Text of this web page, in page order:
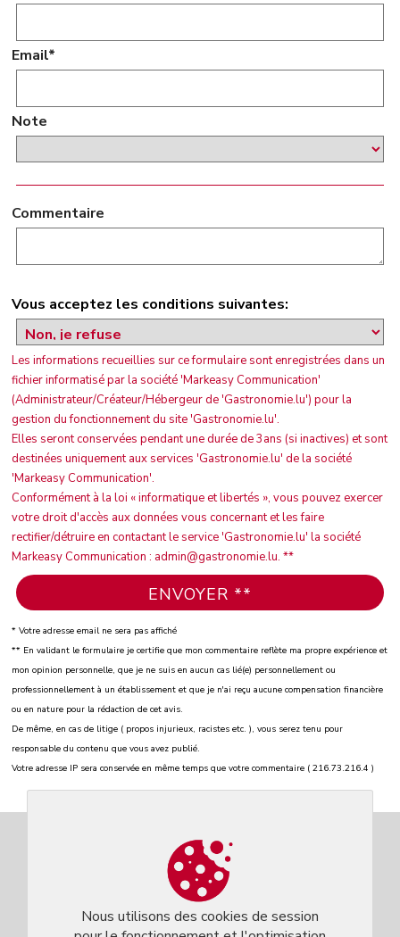
Email*
Note
Commentaire
Vous acceptez les conditions suivantes:
Les informations recueillies sur ce formulaire sont enregistrées dans un
fichier informatisé par la société 'Markeasy Communication'
(Administrateur/Créateur/Hébergeur de 'Gastronomie.lu') pour la
gestion du fonctionnement du site 'Gastronomie.lu'.
Elles seront conservées pendant une durée de 3ans (si inactives) et sont
destinées uniquement aux services 'Gastronomie.lu' de la société
'Markeasy Communication'.
Conformément à la loi « informatique et libertés », vous pouvez exercer
votre droit d'accès aux données vous concernant et les faire
rectifier/détruire en contactant le service 'Gastronomie.lu' la société
Markeasy Communication : admin@gastronomie.lu. **
* Votre adresse email ne sera pas affiché
** En validant le formulaire je certifie que mon commentaire reflète ma propre expérience et
mon opinion personnelle, que je ne suis en aucun cas lié(e) personnellement ou
professionnellement à un établissement et que je n'ai reçu aucune compensation financière
ou en nature pour la rédaction de cet avis.
De même, en cas de litige ( propos injurieux, racistes etc. ), vous serez tenu pour
responsable du contenu que vous avez publié.
Votre adresse IP sera conservée en même temps que votre commentaire ( 216.73.216.4 )
Nous utilisons des cookies de session